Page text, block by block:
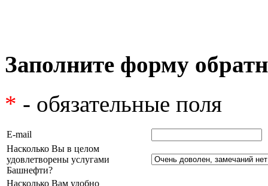
Заполните форму
* - обязательные поля
E-mail
Насколько Вы в целом
удовлетворены услугами
Башнефти?
Насколько Вам удобно